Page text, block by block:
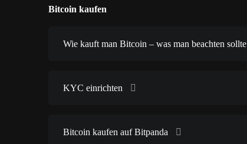
Bitcoin kaufen
Wie kauft man Bitcoin – was man beachten sollte
KYC einrichten
Bitcoin kaufen auf Bitpanda